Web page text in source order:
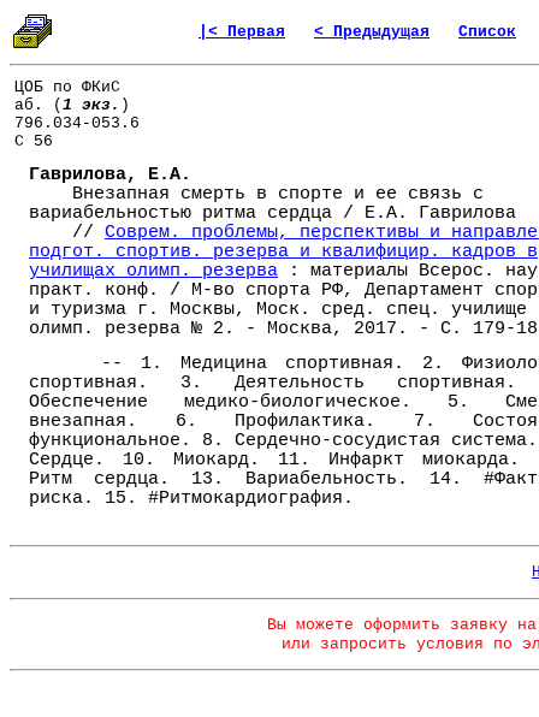
|< Первая < Предыдущая Список
ЦОБ по ФКиС
аб. ( 1 экз. )
796.034-053.6
С 56
Гаврилова, Е.А.
Внезапная смерть в спорте и ее связь с
вариабельностью ритма сердца / Е.А. Гаврилова
// Соврем. проблемы, перспективы и
подгот. спортив. резерва и квалифицир. кадров в
училищах олимп. резерва : материалы Всерос.
практ. конф. / М-во спорта РФ, Департамент
и туризма г. Москвы, Моск. сред. спец. училище
олимп. резерва № 2. - Москва, 2017. - С. 179-
-- 1. Медицина спортивная. 2.
спортивная. 3. Деятельность
Обеспечение медико-биологическое. 5.
внезапная. 6. Профилактика. 7.
функциональное. 8. Сердечно-сосудистая
Сердце. 10. Миокард. 11. Инфаркт миокарда.
Ритм сердца. 13. Вариабельность. 14.
риска. 15. #Ритмокардиография.
Вы можете оформить заявку
или запросить условия по